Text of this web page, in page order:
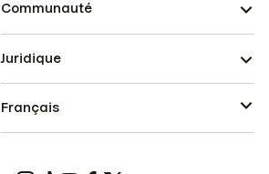
Communauté
Juridique
Français